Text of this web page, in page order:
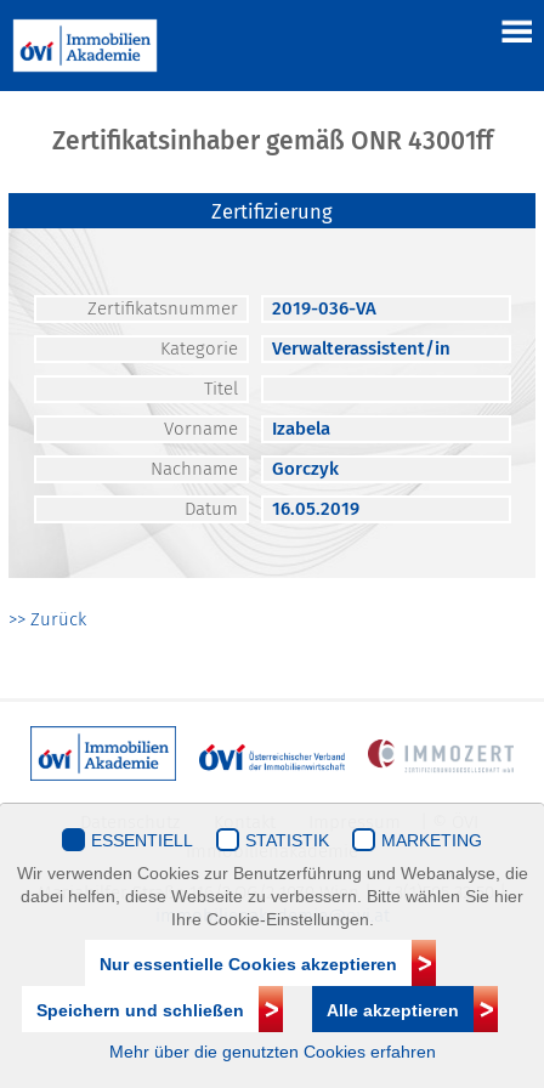
Zertifikatsinhaber gemäß ONR 43001ff
Zertifizierung
Zertifikatsnummer
2019-036-VA
Kategorie
Verwalterassistent/in
Titel
Vorname
Izabela
Nachname
Gorczyk
Datum
16.05.2019
>> Zurück
Immobilienakademie
Mariahilfer Straße 116/2.OG/2 1070 Wien | +43(1)505 32 50 |
immobilienakademie@ovi.at
ESSENTIELL STATISTIK
MARKETING
Wir verwenden Cookies zur Benutzerführung und Webanalyse, die
dabei helfen, diese Webseite zu verbessern. Bitte wählen Sie hier
Ihre Cookie-Einstellungen.
Nur essentielle Cookies akzeptieren
Speichern und schließen Alle akzeptieren
Mehr über die genutzten Cookies erfahren